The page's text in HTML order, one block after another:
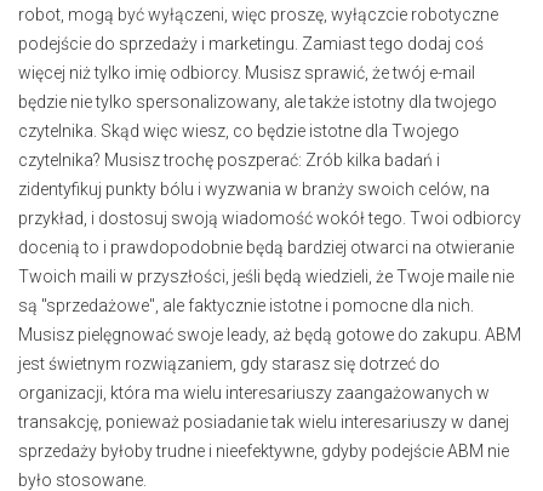
robot, mogą być wyłączeni, więc proszę, wyłączcie robotyczne
podejście do sprzedaży i marketingu. Zamiast tego dodaj coś
więcej niż tylko imię odbiorcy. Musisz sprawić, że twój e-mail
będzie nie tylko spersonalizowany, ale także istotny dla twojego
czytelnika. Skąd więc wiesz, co będzie istotne dla Twojego
czytelnika? Musisz trochę poszperać: Zrób kilka badań i
zidentyfikuj punkty bólu i wyzwania w branży swoich celów, na
przykład, i dostosuj swoją wiadomość wokół tego. Twoi odbiorcy
docenią to i prawdopodobnie będą bardziej otwarci na otwieranie
Twoich maili w przyszłości, jeśli będą wiedzieli, że Twoje maile nie
są "sprzedażowe", ale faktycznie istotne i pomocne dla nich.
Musisz pielęgnować swoje leady, aż będą gotowe do zakupu. ABM
jest świetnym rozwiązaniem, gdy starasz się dotrzeć do
organizacji, która ma wielu interesariuszy zaangażowanych w
transakcję, ponieważ posiadanie tak wielu interesariuszy w danej
sprzedaży byłoby trudne i nieefektywne, gdyby podejście ABM nie
było stosowane.